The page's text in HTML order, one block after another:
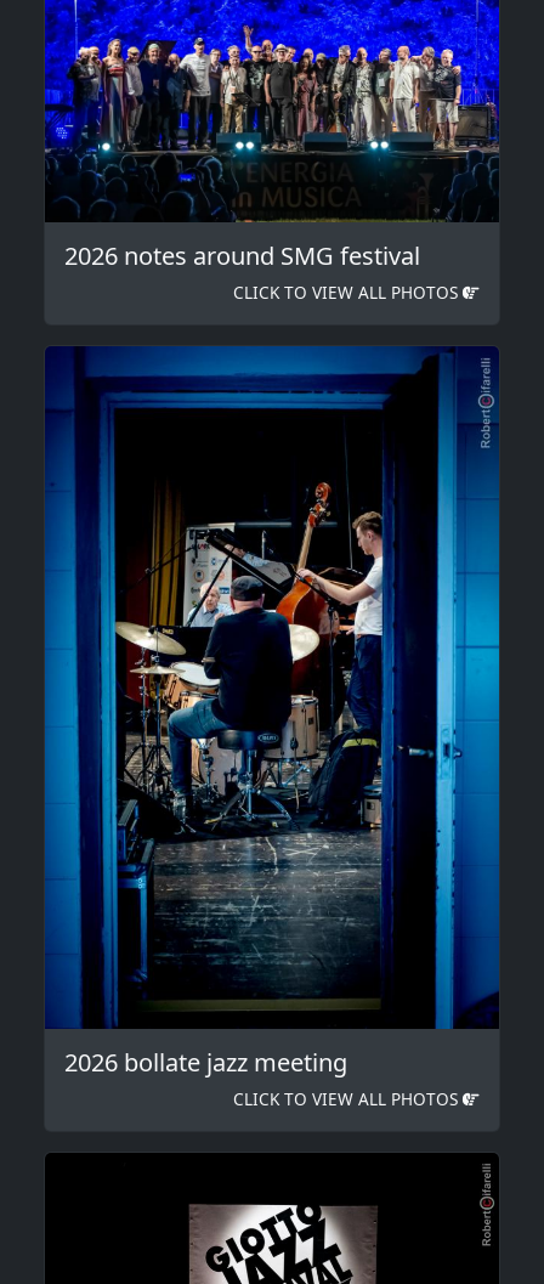
2026 notes around SMG festival
CLICK TO VIEW ALL PHOTOS
2026 bollate jazz meeting
CLICK TO VIEW ALL PHOTOS